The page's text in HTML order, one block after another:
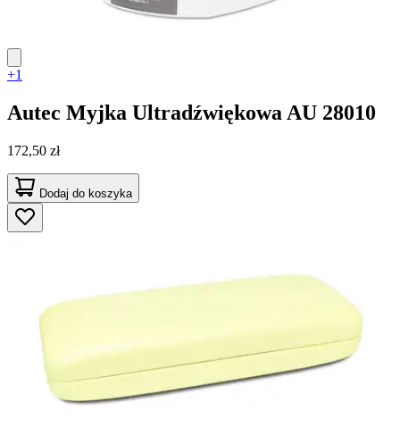
+1
Autec Myjka Ultradźwiękowa AU 28010
172,50 zł
Dodaj do koszyka